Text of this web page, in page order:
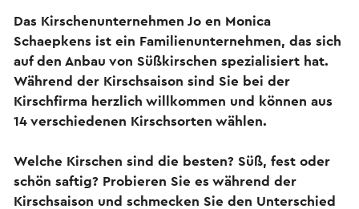
Das Kirschenunternehmen Jo en Monica
Schaepkens ist ein Familienunternehmen, das sich
auf den Anbau von Süßkirschen spezialisiert hat.
Während der Kirschsaison sind Sie bei der
Kirschfirma herzlich willkommen und können aus
14 verschiedenen Kirschsorten wählen.
Welche Kirschen sind die besten? Süß, fest oder
schön saftig? Probieren Sie es während der
Kirschsaison und schmecken Sie den Unterschied